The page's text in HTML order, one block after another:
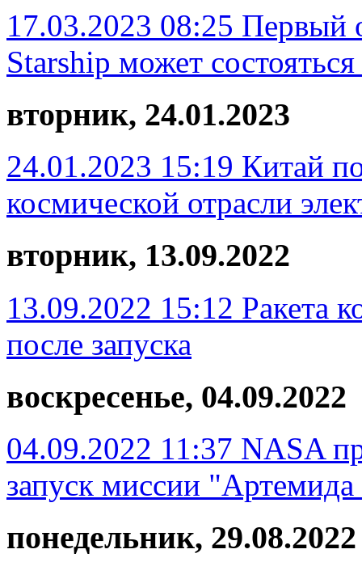
17.03.2023 08:25 Первый
Starship может состояться
вторник, 24.01.2023
24.01.2023 15:19 Китай
космической отрасли
вторник, 13.09.2022
13.09.2022 15:12 Ракета
после запуска
воскресенье, 04.09.2022
04.09.2022 11:37 NASA
запуск миссии
понедельник, 29.08.2022